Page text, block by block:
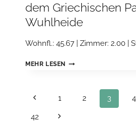
dem Griechischen
Wuhlheide
Wohnfl.: 45.67 | Zimmer: 2.00 |
MEHR LESEN
***KAPITALANLEGER
WOHNUNG
ZWISCHEN
Seitennavigation
Previous
Page
1 2 3 4
42
Next